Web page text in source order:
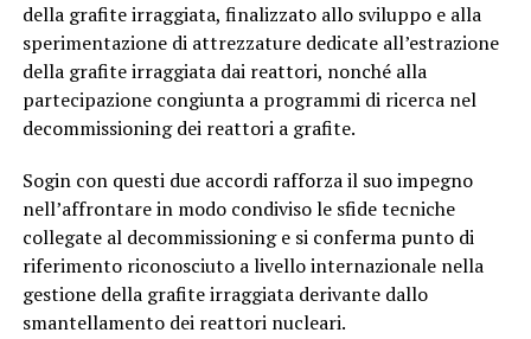
della grafite irraggiata, finalizzato allo sviluppo e alla
sperimentazione di attrezzature dedicate all’estrazione
della grafite irraggiata dai reattori, nonché alla
partecipazione congiunta a programmi di ricerca nel
decommissioning dei reattori a grafite.
Sogin con questi due accordi rafforza il suo impegno
nell’affrontare in modo condiviso le sfide tecniche
collegate al decommissioning e si conferma punto di
riferimento riconosciuto a livello internazionale nella
gestione della grafite irraggiata derivante dallo
smantellamento dei reattori nucleari.